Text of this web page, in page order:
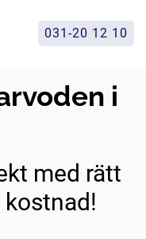
031-20 12 10
i
med rätt
kostnad!